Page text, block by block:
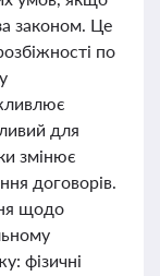
законом. Це
по
для
змінює
договорів.
щодо
фізичні